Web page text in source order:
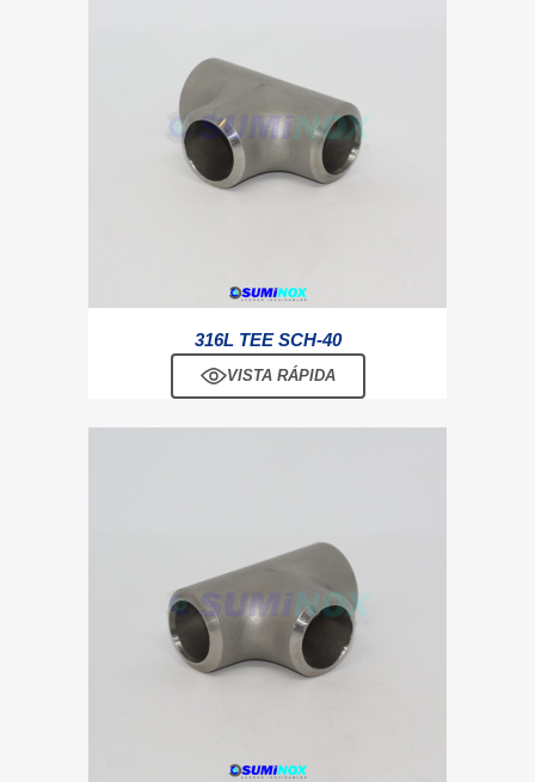
316L TEE SCH-40
VISTA RÁPIDA